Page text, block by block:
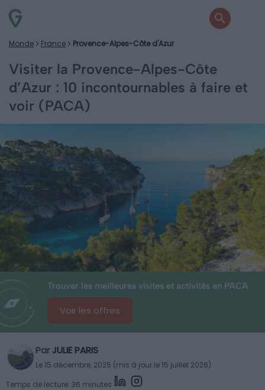
Monde France Provence-Alpes-Côte d'Azur
Visiter la Provence-Alpes-Côte
d’Azur : 10 incontournables à faire et
voir (PACA)
Trouver les meilleures visites et activités en PACA
Voir les offres
Par JULIE PARIS
Le 15 décembre, 2025 (mis à jour le 15 juillet 2026)
Temps de lecture: 36 minutes